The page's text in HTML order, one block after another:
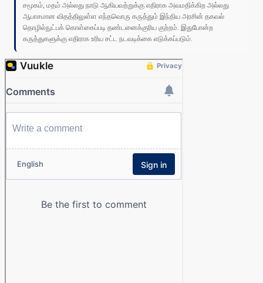
சமூகம், மதம் அல்லது நாடு ஆகியவற்றுக்கு எதிராக அவமதிக்கிற அல்லது
ஆபாசமான விதத்திலுள்ள எந்தவொரு கருத்தும் இந்திய அரசின் தகவல்
தொழில்நுட்பக் கொள்கைப்படி தண்டனைக்குரிய குற்றம். இதுபோன்ற
கருத்துகளுக்கு எதிராக உரிய சட்ட நடவடிக்கை எடுக்கப்படும்.